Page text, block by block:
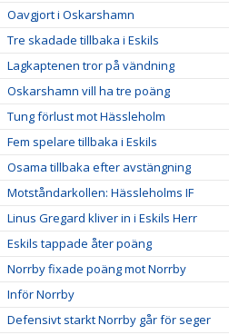
Oavgjort i Oskarshamn
Tre skadade tillbaka i Eskils
Lagkaptenen tror på vändning
Oskarshamn vill ha tre poäng
Tung förlust mot Hässleholm
Fem spelare tillbaka i Eskils
Osama tillbaka efter avstängning
Motståndarkollen: Hässleholms IF
Linus Gregard kliver in i Eskils Herr
Eskils tappade åter poäng
Norrby fixade poäng mot Norrby
Inför Norrby
Defensivt starkt Norrby går för seger